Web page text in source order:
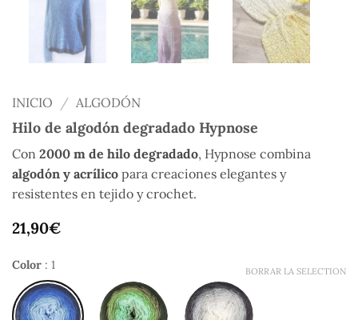
INICIO / ALGODÓN
Hilo de algodón degradado Hypnose
Con 2000 m de hilo degradado, Hypnose combina
algodón y acrílico para creaciones elegantes y
resistentes en tejido y crochet.
21,90€
Color : 1 BORRAR LA SELECTION